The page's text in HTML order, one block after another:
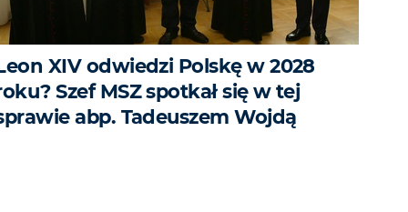
XIV odwiedzi Polskę w 2028
Szef MSZ spotkał się w tej
abp. Tadeuszem Wojdą